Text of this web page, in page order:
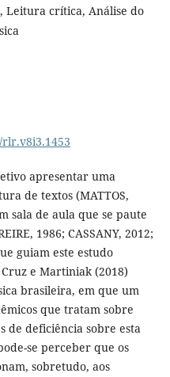
Leitura crítica, Análise do
apresentar uma
de textos (MATTOS,
sala de aula que se paute
1986; CASSANY, 2012;
guiam este estudo
e Martiniak (2018)
brasileira, em que um
que tratam sobre
de deficiência sobre esta
se perceber que os
sobretudo, aos